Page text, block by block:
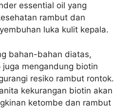
essential oil yang
rambut dan
luka kulit kepala.
bahan-bahan diatas,
juga mengandung biotin
resiko rambut rontok.
kekurangan biotin akan
ketombe dan rambut